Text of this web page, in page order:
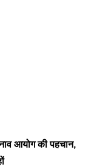
आयोग की पहचान,